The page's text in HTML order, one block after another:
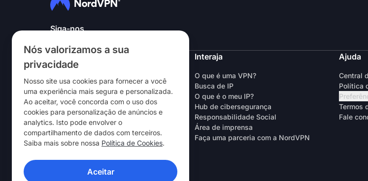
Nós valorizamos a sua
privacidade
Nosso site usa cookies para fornecer a você
uma experiência mais segura e personalizada.
Ao aceitar, você concorda com o uso dos
cookies para personalização de anúncios e
analytics. Isto pode envolver o
compartilhamento de dados com terceiros.
Saiba mais sobre nossa Política de Cookies.
Aceitar
Siga-nos
NordVPN
Trabalhe conosco
Teste grátis da VPN
Roteadores da VPN
Avaliações
Desconto para estudantes e
colaboradores
Onde comprar
Indique um amigo
Interaja
O que é uma VPN?
Busca de IP
O que é o meu IP?
Hub de cibersegurança
Responsabilidade Social
Área de imprensa
Faça uma parceria com a NordVPN
Ajuda
Central
Política
Termos
Fale
APLICATIVOS DE VPN